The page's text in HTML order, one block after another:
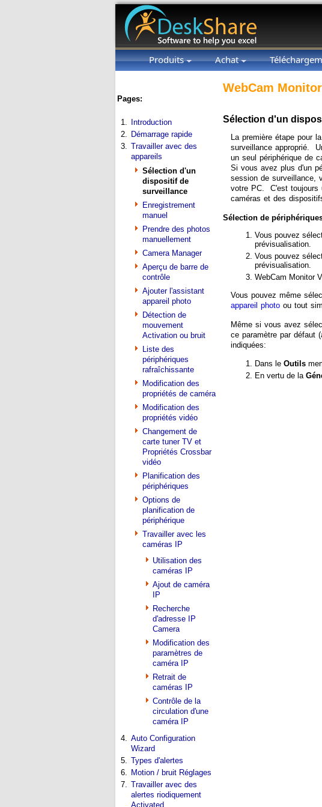
Produits Achat
Pages:
1.
Introduction
2. Démarrage rapide
3. Travailler avec des
appareils
Sélection d'un
dispositif de
surveillance
Enregistrement
manuel
Prendre des photos
manuellement
Camera Manager
Aperçu de barre de
contrôle
Ajouter l'assistant
appareil photo
Détection de
mouvement
Activation ou bruit
Liste des
périphériques
rafraîchissante
Modification des
propriétés de caméra
Modification des
propriétés vidéo
Changement de
carte tuner TV et
Propriétés Crossbar
vidéo
Planification des
périphériques
Options de
planification de
périphérique
Travailler avec les
caméras IP
Utilisation des
caméras IP
Ajout de caméra
IP
Recherche
d'adresse IP
Camera
Modification des
paramètres de
caméra IP
Retrait de
caméras IP
Contrôle de la
circulation d'une
caméra IP
4. Auto Configuration
Wizard
5. Types d'alertes
6. Motion / bruit Réglages
7. Travailler avec des
alertes riodiquement
Activated
WebCam
Sélection d'un
La première étape pour
surveillance approprié.
un seul périphérique de
Si vous avez plus d'un
session de surveillance,
votre PC. C'est toujours
caméras et des
Sélection de
Vous pouvez
prévisualisation.
Vous pouvez
prévisualisation.
WebCam Monitor
Vous pouvez même
appareil photo ou tout
Même si vous avez
ce paramètre par défaut
indiquées:
Dans le Outils
En vertu de la